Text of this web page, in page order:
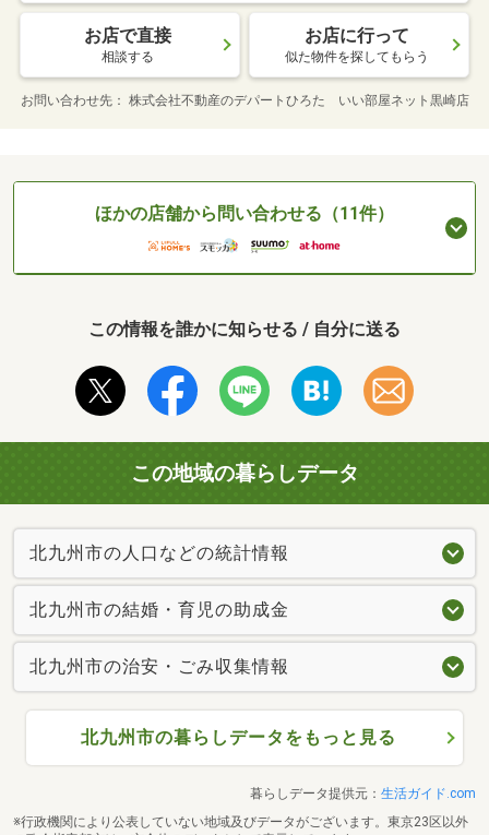
お店で直接
相談する
お店に行って
似た物件を探してもらう
お問い合わせ先 株式会社不動産のデパートひろた いい部屋ネット黒崎店
ほかの店舗から問い合わせる（11件）
この情報を誰かに知らせる / 自分に送る
この地域の暮らしデータ
北九州市の人口などの統計情報
北九州市の結婚・育児の助成金
北九州市の治安・ごみ収集情報
北九州市の暮らしデータをもっと見る
暮らしデータ提供元： 生活ガイド.com
※行政機関により公表していない地域及びデータがございます。東京23区以外